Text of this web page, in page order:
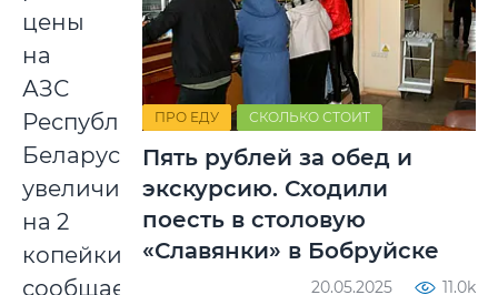
цены
на
АЗС
Республики
Беларусь
увеличиваются
на 2
копейки,
сообщается
ПРО ЕДУ СКОЛЬКО СТОИТ
Пять рублей за обед и
экскурсию. Сходили
поесть в столовую
«Славянки» в Бобруйске
20.05.2025 11.0k